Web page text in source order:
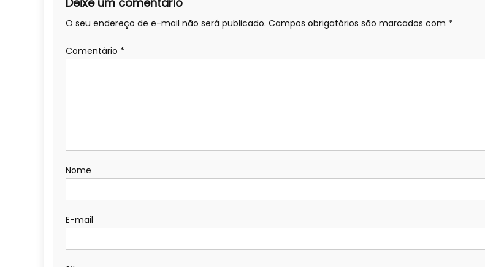
O seu endereço de e-mail não será publicado. Campos obrigatórios são marcados com *
Comentário *
Nome
E-mail